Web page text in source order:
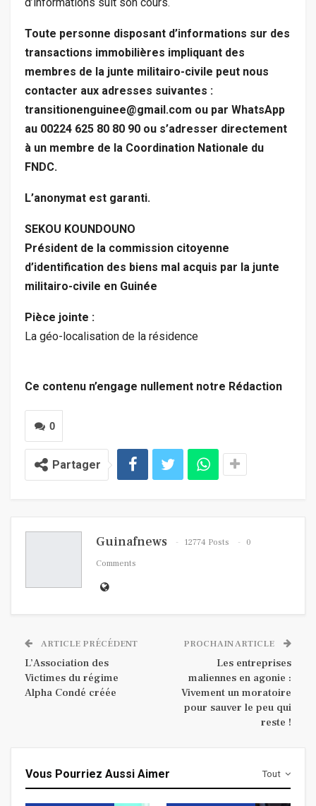
d’informations suit son cours.
Toute personne disposant d’informations sur des
transactions immobilières impliquant des
membres de la junte militairo-civile peut nous
contacter aux adresses suivantes :
transitionenguinee@gmail.com ou par WhatsApp
au 00224 625 80 80 90 ou s’adresser directement
à un membre de la Coordination Nationale du
FNDC.
L’anonymat est garanti.
SEKOU KOUNDOUNO
Président de la commission citoyenne
d’identification des biens mal acquis par la junte
militairo-civile en Guinée
Pièce jointe :
La géo-localisation de la résidence
Ce contenu n’engage nullement notre Rédaction
0
Partager
Guinafnews 12774 Posts
0
Comments
ARTICLE PRÉCÉDENT
L’Association des
Victimes du régime
Alpha Condé créée
PROCHAIN ARTICLE
Les entreprises
maliennes en agonie :
Vivement un moratoire
pour sauver le peu qui
reste !
Tout
Vous Pourriez Aussi Aimer